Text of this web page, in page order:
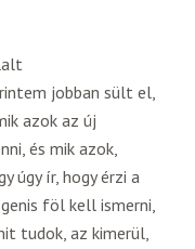
jobban sült el,
azok az új
és mik azok,
úgy ír, hogy érzi a
föl kell ismerni,
tudok, az kimerül,